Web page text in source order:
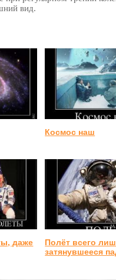
вид.
Космос наш
даже
Полёт всего
затянувшееся